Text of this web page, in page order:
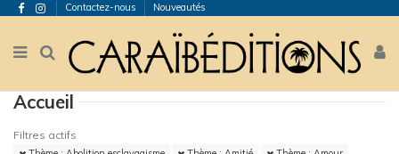
Contactez-nous Nouveautés
Accueil
Filtres actifs